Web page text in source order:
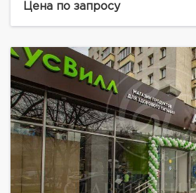
созданного в стиле своего
Цена по запросу